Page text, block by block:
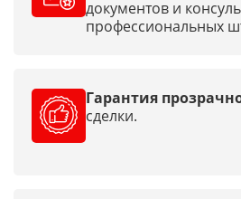
документов и
профессиональных
Гарантия
сделки.